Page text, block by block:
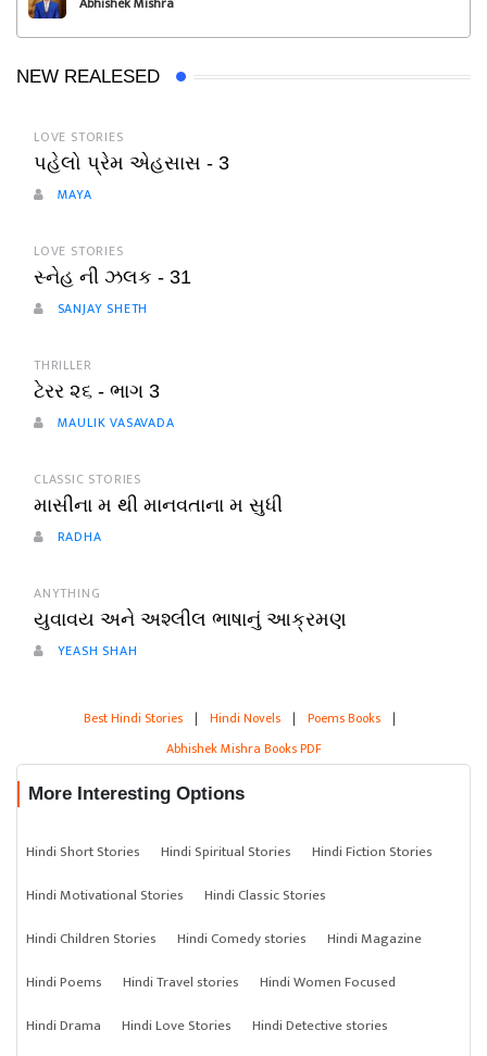
NEW REALESED
LOVE STORIES
પહેલો પ્રેમ એહસાસ - 3
MAYA
LOVE STORIES
સ્નેહ ની ઝલક - 31
SANJAY SHETH
THRILLER
ટેરર ૨૬ - ભાગ 3
MAULIK VASAVADA
CLASSIC STORIES
માસીના મ થી માનવતાના મ સુધી
RADHA
ANYTHING
યુવાવય અને અશ્લીલ ભાષાનું આક્રમણ
YEASH SHAH
Best Hindi Stories | Hindi Novels | Poems Books |
Abhishek Mishra Books PDF
More Interesting Options
Hindi Short Stories Hindi Spiritual Stories
Hindi Fiction Stories
Hindi Motivational Stories
Hindi Classic Stories
Hindi Children Stories
Hindi Comedy stories
Hindi Magazine
Hindi Poems
Hindi Travel stories
Hindi Women Focused
Hindi Drama
Hindi Love Stories
Hindi Detective stories